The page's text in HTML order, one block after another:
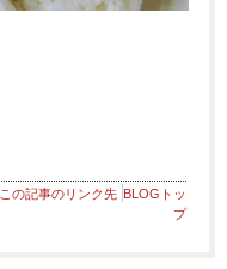
この記事のリンク先 BLOGトッ
プ